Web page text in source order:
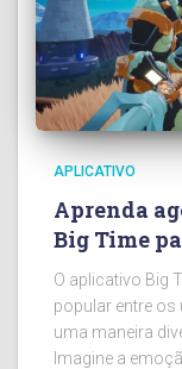
APLICATIVO
Aprenda
Big Time
O aplicativo Big
popular entre
uma maneira
Imagine a